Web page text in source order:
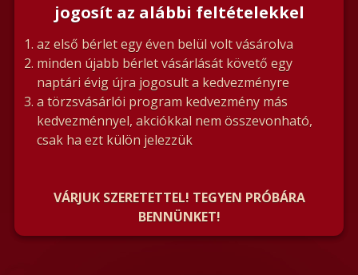
jogosít az alábbi feltételekkel
az első bérlet egy éven belül volt vásárolva
minden újabb bérlet vásárlását követő egy
naptári évig újra jogosult a kedvezményre
a törzsvásárlói program kedvezmény más
kedvezménnyel, akciókkal nem összevonható,
csak ha ezt külön jelezzük
VÁRJUK SZERETETTEL! TEGYEN PRÓBÁRA
BENNÜNKET!